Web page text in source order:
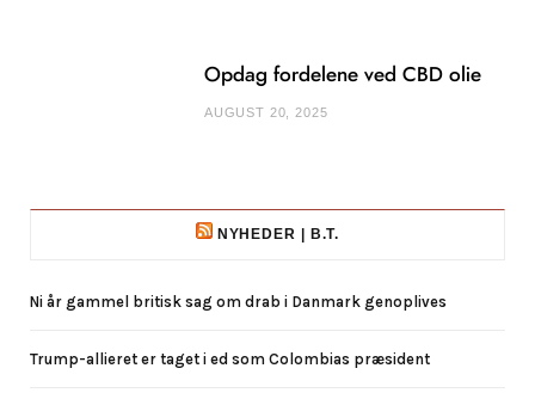
Opdag fordelene ved CBD olie
AUGUST 20, 2025
NYHEDER | B.T.
Ni år gammel britisk sag om drab i Danmark genoplives
Trump-allieret er taget i ed som Colombias præsident